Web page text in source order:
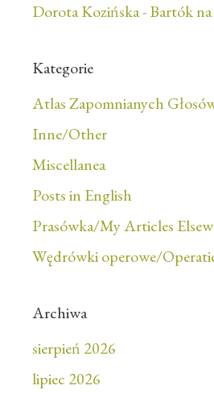
Dorota Kozińska-Bartók na
Kategorie
Atlas Zapomnianych
Inne/Other
Miscellanea
Posts in English
Prasówka/My Articles
Wędrówki operowe/
Archiwa
sierpień 2026
lipiec 2026